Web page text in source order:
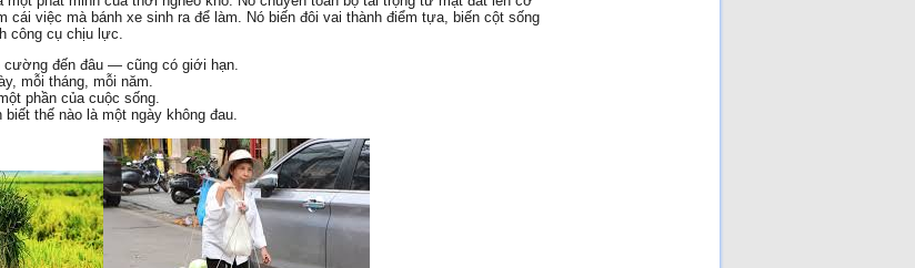
cái việc mà bánh xe sinh ra để làm. Nó biến đôi vai thành điểm tựa, biến cột sống
công cụ chịu lực.
đến đâu — cũng có giới hạn.
mỗi tháng, mỗi năm.
phần của cuộc sống.
thế nào là một ngày không đau.